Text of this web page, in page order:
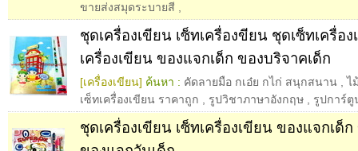
ขายส่งสมุดระบายสี
ชุดเครื่องเขียน เซ็ทเครื่องขียน ชุดเซ็ทเครื่อ
เครื่องเขียน ของแจกเด็ก ของบริจาคเด็ก
[เครื่องเขียน] ค้นหา : คัดลายมือ กเอ๋ย กไก่ สนุกสนาน ,ไ
เซ็ทเครื่องเขียน ราคาถูก
รูปวิชาภาษาอังกฤษ รูปการ์ตู
ชุดเครื่องเขียน เซ็ทเครื่องเขียน ของแจกเด็